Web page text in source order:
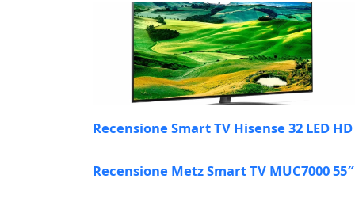
Recensione Smart TV Hisense 32 LED
Recensione Metz Smart TV MUC7000